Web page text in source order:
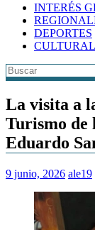
INTERÉS
DEPORTES
La visita a
Turismo de
Eduardo
9 junio, 2026 ale19